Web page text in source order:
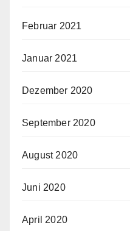
Februar 2021
Januar 2021
Dezember 2020
September 2020
August 2020
Juni 2020
April 2020